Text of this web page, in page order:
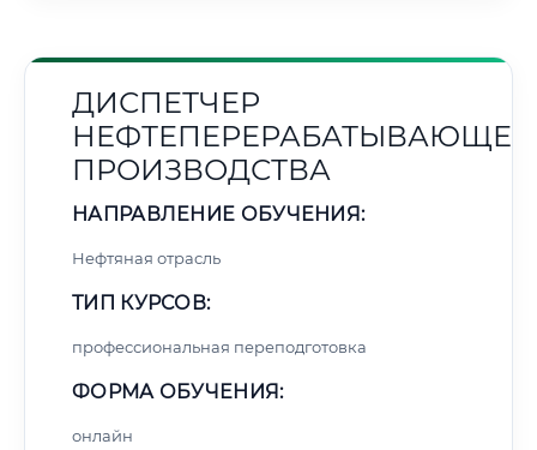
ДИСПЕТЧЕР
ПРОИЗВОДСТВА
НАПРАВЛЕНИЕ ОБУЧЕНИЯ:
Нефтяная отрасль
ТИП КУРСОВ:
профессиональная переподготовка
ФОРМА ОБУЧЕНИЯ:
онлайн